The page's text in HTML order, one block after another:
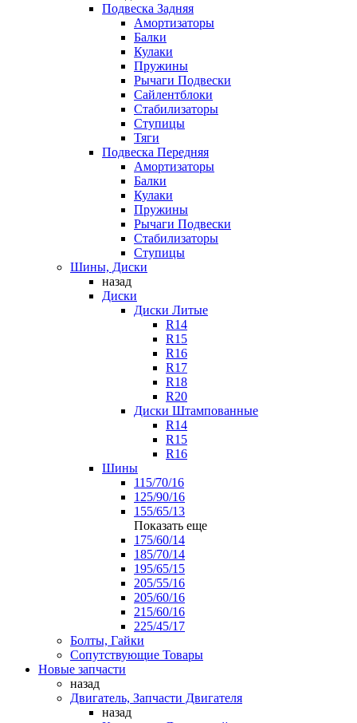
Подвеска Задняя
Амортизаторы
Балки
Кулаки
Пружины
Рычаги Подвески
Сайлентблоки
Стабилизаторы
Ступицы
Тяги
Подвеска Передняя
Амортизаторы
Балки
Кулаки
Пружины
Рычаги Подвески
Стабилизаторы
Ступицы
Шины, Диски
назад
Диски
Диски Литые
R14
R15
R16
R17
R18
R20
Диски Штампованные
R14
R15
R16
Шины
115/70/16
125/90/16
155/65/13
Показать еще
175/60/14
185/70/14
195/65/15
205/55/16
205/60/16
215/60/16
225/45/17
Болты, Гайки
Сопутствующие Товары
Новые запчасти
назад
Двигатель, Запчасти Двигателя
назад